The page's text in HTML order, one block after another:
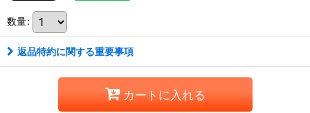
数量:
返品特約に関する重要事項
カートに入れる